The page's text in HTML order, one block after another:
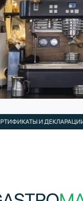
И ДЕКЛАРАЦИИ